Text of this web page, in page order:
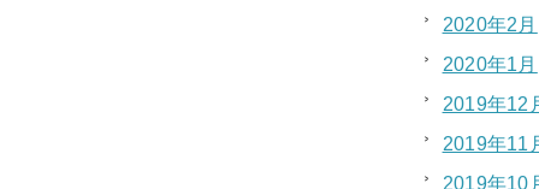
2020年2月
2020年1月
2019年12
2019年11
2019年10